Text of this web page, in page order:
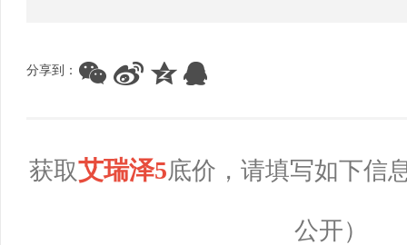
分享到：
获取艾瑞泽5底价，请填写如下信
公开）